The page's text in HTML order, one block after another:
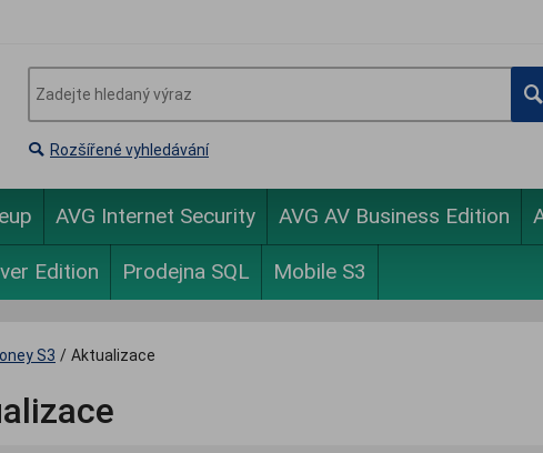
Rozšířené vyhledávání
AVG Internet Security AVG AV Business Edition
Edition Prodejna SQL Mobile S3
S3 / Aktualizace